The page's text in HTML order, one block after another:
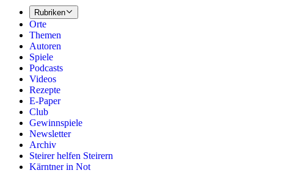
Rubriken
Orte
Themen
Autoren
Spiele
Podcasts
Videos
Rezepte
E-Paper
Club
Gewinnspiele
Newsletter
Archiv
Steirer helfen Steirern
Kärntner in Not